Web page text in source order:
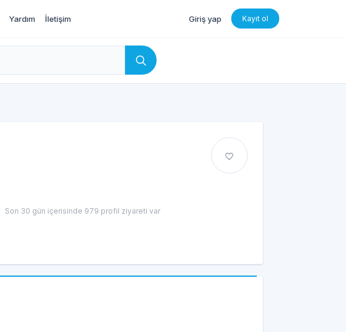
Giriş yap Kayıt ol
Yardım İletişim
Son 30 gün içerisinde 979 profil ziyareti var